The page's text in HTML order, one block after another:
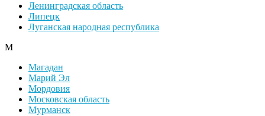
Ленинградская область
Липецк
Луганская народная республика
М
Магадан
Марий Эл
Мордовия
Московская область
Мурманск